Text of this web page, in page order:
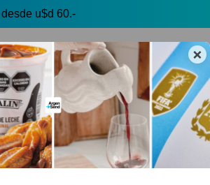
×
u$d 60.-
🏷️ Todas las categorías